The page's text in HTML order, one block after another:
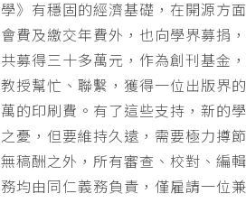
》有穩固的經濟基礎，在開源方
費及繳交年費外，也向學界募捐
募得三十多萬元，作為創刊基金
授幫忙、聯繫，獲得一位出版界
的印刷費。有了這些支持，新的
憂，但要維持久遠，需要極力撙
稿酬之外，所有審查、校對、編
均由同仁義務負責，僅雇請一位